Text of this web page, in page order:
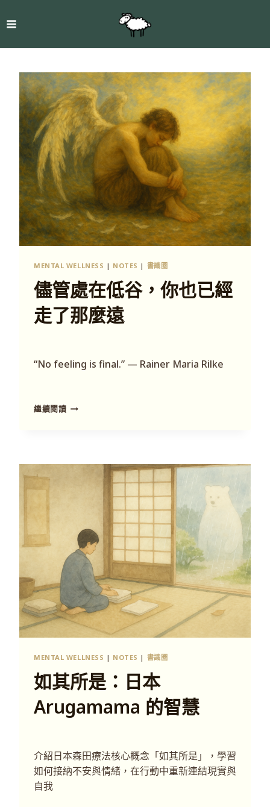
MENTAL WELLNESS | NOTES | 書識圈
儘管處在低谷，你也已經
走了那麼遠
“No feeling is final.” — Rainer Maria Rilke
繼續閱讀
MENTAL WELLNESS | NOTES | 書識圈
如其所是：日本
Arugamama 的智慧
介紹日本森田療法核心概念「如其所是」，學習
如何接納不安與情緒，在行動中重新連結現實與
自我